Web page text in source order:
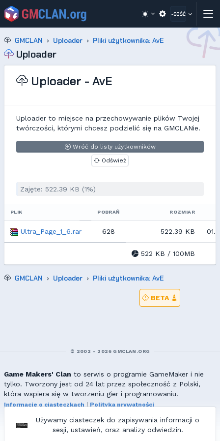
~GOŚĆ
GMCLAN Uploader Pliki użytkownika: AvE
Uploader
Uploader - AvE
Uploader to miejsce na przechowywanie plików Twojej
twórczości, którymi chcesz podzielić się na GMCLANie.
Wróć do listy użytkowników
Odśwież
Zajęte: 522.39 KB (1%)
PLIK POBRAŃ ROZMIAR
Ultra_Page_1_6.rar 628 522.39 KB
522 KB / 100MB
GMCLAN Uploader Pliki użytkownika: AvE
Używamy ciasteczek do zapisywania informacji o
sesji, ustawień, oraz analizy odwiedzin.
BETA
© 2002 - 2026 GMCLAN.ORG
Game Makers' Clan to serwis o programie GameMaker i nie
tylko. Tworzony jest od 24 lat przez społeczność z Polski,
która wspiera się w tworzeniu gier i programowaniu.
Informacje o ciasteczkach
Polityka prywatności
Wszelkie prawa zastrzeżone. Kopiowanie materiałów bez zgody
redakcji zabronione!